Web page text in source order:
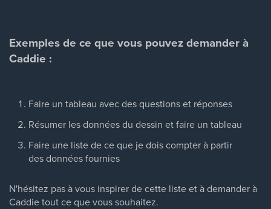
Exemples de ce que vous pouvez demander à
Caddie :
Faire un tableau avec des questions et réponses
Résumer les données du dessin et faire un tableau
Faire une liste de ce que je dois compter à partir
des données fournies
N'hésitez pas à vous inspirer de cette liste et à demander à
Caddie tout ce que vous souhaitez.